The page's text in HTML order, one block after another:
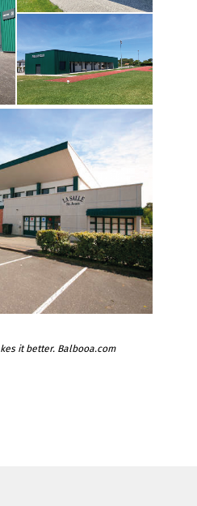
it better. Balbooa.com